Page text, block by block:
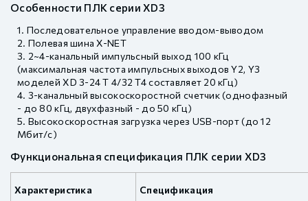
Особенности ПЛК серии XD3
Последовательное управление вводом-выводом
Полевая шина X-NET
2~4-канальный импульсный выход 100 кГц
(максимальная частота импульсных выходов Y2, Y3
моделей XD 3-24 T 4/32 T4 составляет 20 кГц)
3-канальный высокоскоростной счетчик (однофазный
- до 80 кГц, двухфазный - до 50 кГц)
Высокоскоростная загрузка через USB-порт (до 12
Мбит/с)
Функциональная спецификация ПЛК серии XD3
Характеристика Спецификация